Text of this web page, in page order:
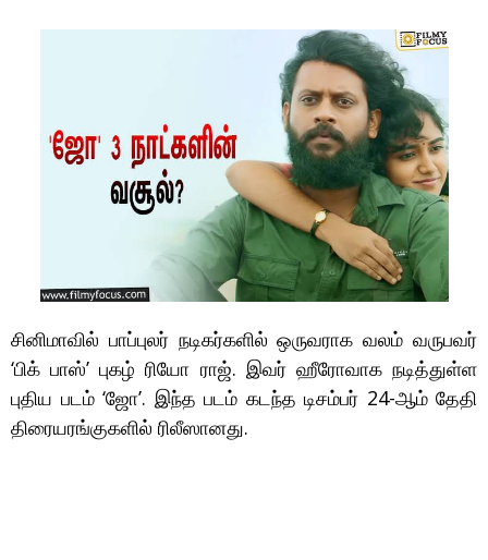
சினிமாவில் பாப்புலர் நடிகர்களில் ஒருவராக வலம் வருபவர்
‘பிக் பாஸ்’ புகழ் ரியோ ராஜ். இவர் ஹீரோவாக நடித்துள்ள
புதிய படம் ‘ஜோ’. இந்த படம் கடந்த டிசம்பர் 24-ஆம் தேதி
திரையரங்குகளில் ரிலீஸானது.